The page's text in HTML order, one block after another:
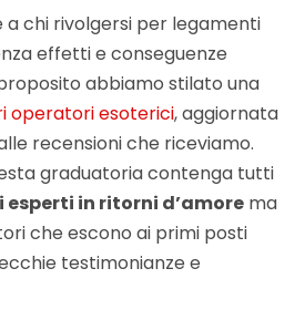
a chi rivolgersi per legamenti
effetti e conseguenze
abbiamo stilato una
operatori esoterici, aggiornata
recensioni che riceviamo.
graduatoria contenga tutti
in ritorni d’amore ma
che escono ai primi posti
testimonianze e